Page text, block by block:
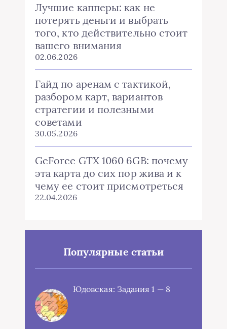
Лучшие капперы: как не
потерять деньги и выбрать
того, кто действительно стоит
вашего внимания
02.06.2026
Гайд по аренам с тактикой,
разбором карт, вариантов
стратегии и полезными
советами
30.05.2026
GeForce GTX 1060 6GB: почему
эта карта до сих пор жива и к
чему ее стоит присмотреться
22.04.2026
Популярные статьи
Юдовская: Задания 1 — 8